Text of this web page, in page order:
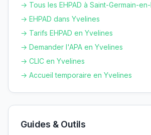
→ Tous les EHPAD à Saint-Germain-
→ EHPAD dans Yvelines
→ Tarifs EHPAD en Yvelines
→ Demander l'APA en Yvelines
→ CLIC en Yvelines
→ Accueil temporaire en Yvelines
Guides & Outils